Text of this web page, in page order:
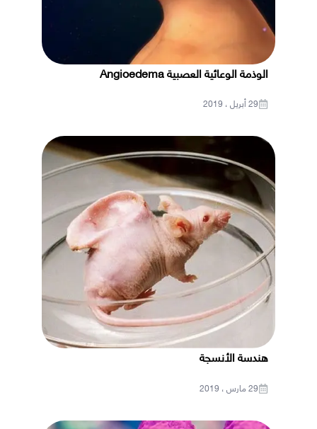
الوذمة الوعائية العصبية Angioedema
29 أبريل ، 2019
هندسة الأنسجة
29 مارس ، 2019